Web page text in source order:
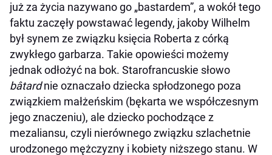
już za życia nazywano go „bastardem”, a wokół tego
faktu zaczęły powstawać legendy, jakoby Wilhelm
był synem ze związku księcia Roberta z córką
zwykłego garbarza. Takie opowieści możemy
jednak odłożyć na bok. Starofrancuskie słowo
bâtardnie oznaczało dziecka spłodzonego poza
związkiem małżeńskim (bękarta we współczesnym
jego znaczeniu), ale dziecko pochodzące z
mezaliansu, czyli nierównego związku szlachetnie
urodzonego mężczyzny i kobiety niższego stanu. W